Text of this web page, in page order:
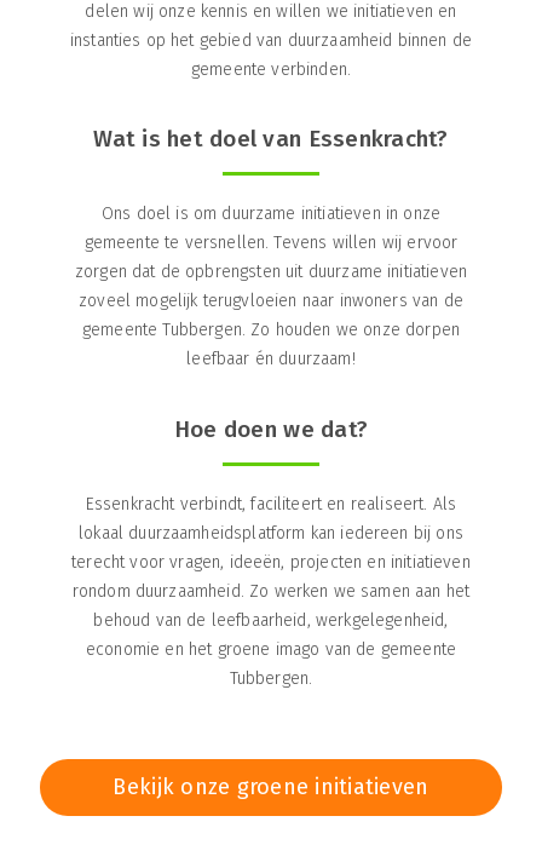
delen wij onze kennis en willen we initiatieven en
instanties op het gebied van duurzaamheid binnen de
gemeente verbinden.
Wat is het doel van Essenkracht?
Ons doel is om duurzame initiatieven in onze
gemeente te versnellen. Tevens willen wij ervoor
zorgen dat de opbrengsten uit duurzame initiatieven
zoveel mogelijk terugvloeien naar inwoners van de
gemeente Tubbergen. Zo houden we onze dorpen
leefbaar én duurzaam!
Hoe doen we dat?
Essenkracht verbindt, faciliteert en realiseert. Als
lokaal duurzaamheidsplatform kan iedereen bij ons
terecht voor vragen, ideeën, projecten en initiatieven
rondom duurzaamheid. Zo werken we samen aan het
behoud van de leefbaarheid, werkgelegenheid,
economie en het groene imago van de gemeente
Tubbergen.
Bekijk onze groene initiatieven